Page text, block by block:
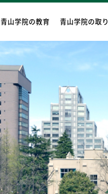
青山学院の教育 青山学院の取